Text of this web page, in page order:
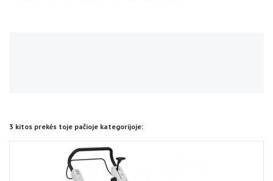
3 kitos prekės toje pačioje kategorijoje: